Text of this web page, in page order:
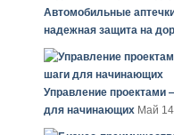
Автомобильные
надежная защита на
Управление
для начинающих Май